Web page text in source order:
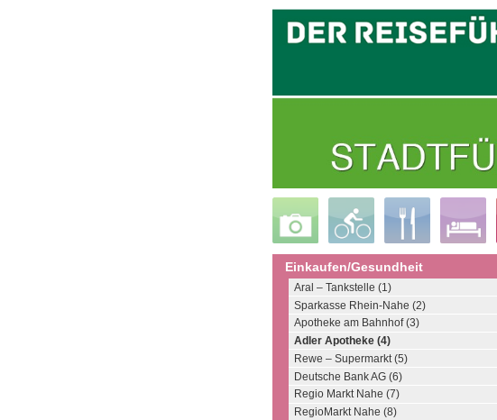
Einkaufen/Gesundheit
Aral – Tankstelle (1)
Sparkasse Rhein-Nahe (2)
Apotheke am Bahnhof (3)
Adler Apotheke (4)
Rewe – Supermarkt (5)
Deutsche Bank AG (6)
Regio Markt Nahe (7)
RegioMarkt Nahe (8)